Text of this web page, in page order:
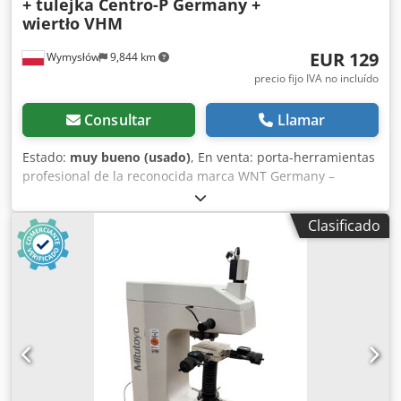
Wymysłów 9,844 km
+ tulejka Centro-P Germany +
wiertło VHM
EUR 129
precio fijo IVA no incluído
Consultar Llamar
Estado: muy bueno (usado), En venta: porta-herramientas
profesional de la reconocida marca WNT Germany –
modelo B40 ER16M A=100. El porta-herramientas está
equipado con un casquillo de precisión Centro-P Germany
HPC16MS-DI, que garantiza la máxima precisión y
estabilidad de sujeción de herramientas. El conjunto
incluye también una broca VHM, por lo que el kit está listo
para trabajar directamente en una máquina CNC. Estado
muy bueno, el porta-herramientas es funcional, sin
holguras, con signos normales de uso. Equipo de clase
premium – ideal para centros de mecanizado
profesionales donde la precisión y fiabilidad son
fundamentales. Codpfx Ajw Rr A Dogxjrf
Clasificado